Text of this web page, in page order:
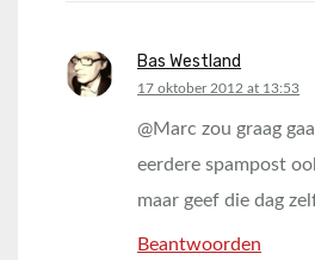
Bas Westland
says:
17 oktober 2012 at 13:53
@Marc zou graag
eerdere spampost
maar geef die dag
Beantwoorden